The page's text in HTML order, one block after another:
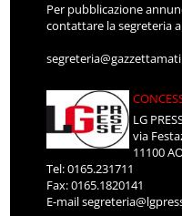
Per pubblicazione
contattare la segreteria
LG
via
11100
Tel: 0165.231711
Fax: 0165.1820141
E-mail